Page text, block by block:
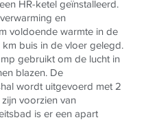
HR-ketel geïnstalleerd.
en
voldoende warmte in de
buis in de vloer gelegd.
gebruikt om de lucht in
blazen. De
wordt uitgevoerd met 2
voorzien van
is er een apart